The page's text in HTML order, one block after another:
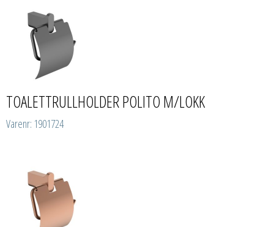
TOALETTRULLHOLDER POLITO M/LOKK
Varenr: 1901724